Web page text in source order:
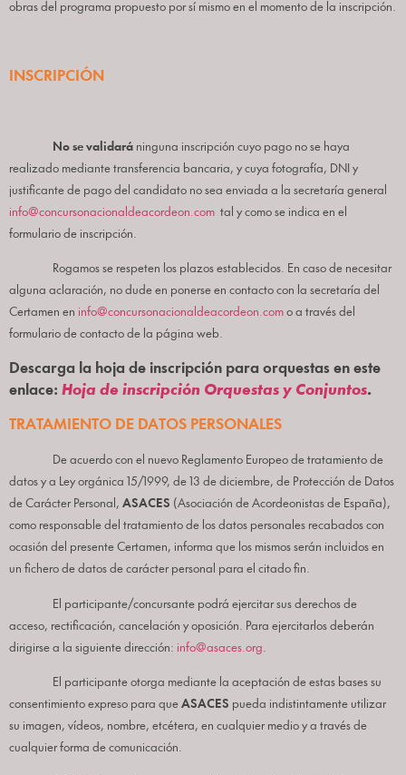
obras del programa propuesto por sí mismo en el momento de la inscripción.
INSCRIPCIÓN
No se validará ninguna inscripción cuyo pago no se haya
realizado mediante transferencia bancaria, y cuya fotografía, DNI y
justificante de pago del candidato no sea enviada a la secretaría general
info@concursonacionaldeacordeon.com tal y como se indica en el
formulario de inscripción.
Rogamos se respeten los plazos establecidos. En caso de necesitar
alguna aclaración, no dude en ponerse en contacto con la secretaría del
Certamen en info@concursonacionaldeacordeon.com o a través del
formulario de contacto de la página web.
Descarga la hoja de inscripción para orquestas en este
enlace: Hoja de inscripción Orquestas y Conjuntos.
TRATAMIENTO DE DATOS PERSONALES
De acuerdo con el nuevo Reglamento Europeo de tratamiento de
datos y a Ley orgánica 15/1999, de 13 de diciembre, de Protección de Datos
de Carácter Personal, ASACES (Asociación de Acordeonistas de España),
como responsable del tratamiento de los datos personales recabados con
ocasión del presente Certamen, informa que los mismos serán incluidos en
un fichero de datos de carácter personal para el citado fin.
El participante/concursante podrá ejercitar sus derechos de
acceso, rectificación, cancelación y oposición. Para ejercitarlos deberán
dirigirse a la siguiente dirección: info@asaces.org.
El participante otorga mediante la aceptación de estas bases su
consentimiento expreso para que ASACES pueda indistintamente utilizar
su imagen, vídeos, nombre, etcétera, en cualquier medio y a través de
cualquier forma de comunicación.